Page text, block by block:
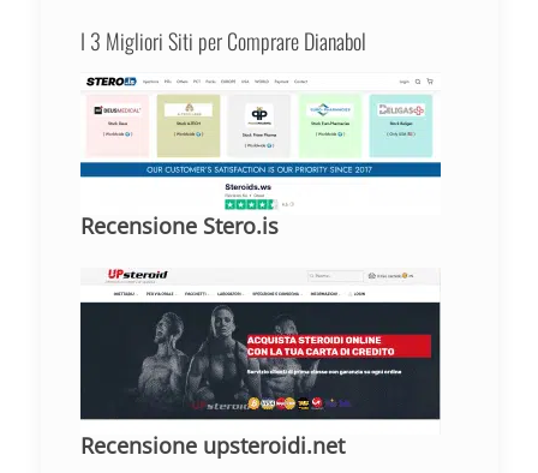
I 3 Migliori Siti per Comprare Dianabol
Recensione Stero.is
Recensione upsteroidi.net